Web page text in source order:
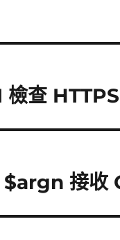
查
接收